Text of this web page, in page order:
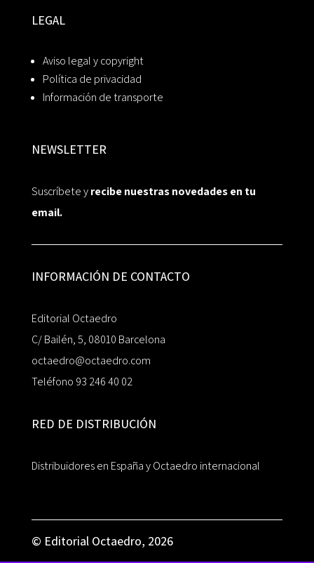
LEGAL
Aviso legal y copyright
Política de privacidad
Información de transporte
NEWSLETTER
Suscríbete yrecibe nuestras novedades en tu
email.
INFORMACIÓN DE CONTACTO
Editorial Octaedro
C/ Bailén, 5, 08010 Barcelona
octaedro@octaedro.com
Teléfono 93 246 40 02
RED DE DISTRIBUCIÓN
Distribuidores en España y Octaedro internacional
© Editorial Octaedro, 2026